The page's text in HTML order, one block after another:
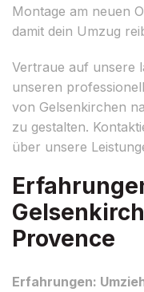
Montage am neuen
damit dein Umzug
Vertraue auf unsere
unseren
von Gelsenkirchen
zu gestalten.
über unsere
Provence
Erfahrungen: